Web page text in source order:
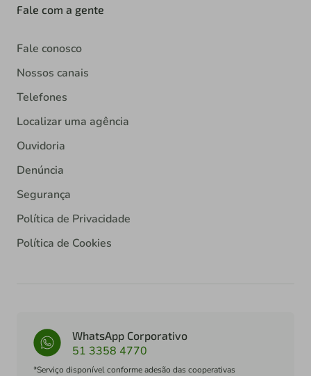
Fale com a gente
Fale conosco
Nossos canais
Telefones
Localizar uma agência
Ouvidoria
Denúncia
Segurança
Política de Privacidade
Política de Cookies
WhatsApp Corporativo
51 3358 4770
*Serviço disponível conforme adesão das cooperativas